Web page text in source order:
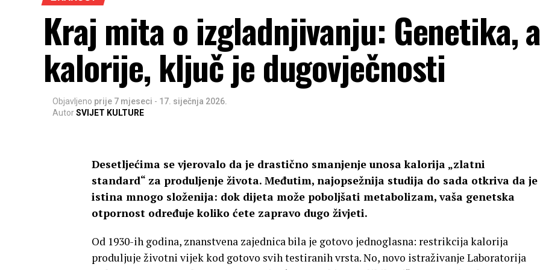
Kraj mita o izgladnjivanju: Genetika,
kalorije, ključ je dugovječnosti
Objavljeno prije 7 mjeseci - 17. siječnja 2026.
AutorSVIJET KULTURE
Desetljećima se vjerovalo da je drastično smanjenje unosa kalorija „zlatni
standard“ za produljenje života. Međutim, najopsežnija studija do sada otkriva da je
istina mnogo složenija: dok dijeta može poboljšati metabolizam, vaša genetska
otpornost određuje koliko ćete zapravo dugo živjeti.
Od 1930-ih godina, znanstvena zajednica bila je gotovo jednoglasna: restrikcija kalorija
produljuje životni vijek kod gotovo svih testiranih vrsta. No, novo istraživanje Laboratorija